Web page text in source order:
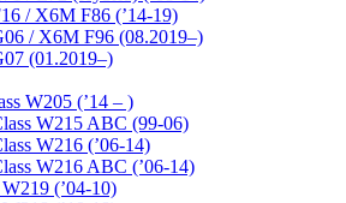
/ X6M F86 (’14-19)
/ X6M F96 (08.2019–)
(01.2019–)
W205 (’14 – )
W215 ABC (99-06)
W216 (’06-14)
W216 ABC (’06-14)
(’04-10)